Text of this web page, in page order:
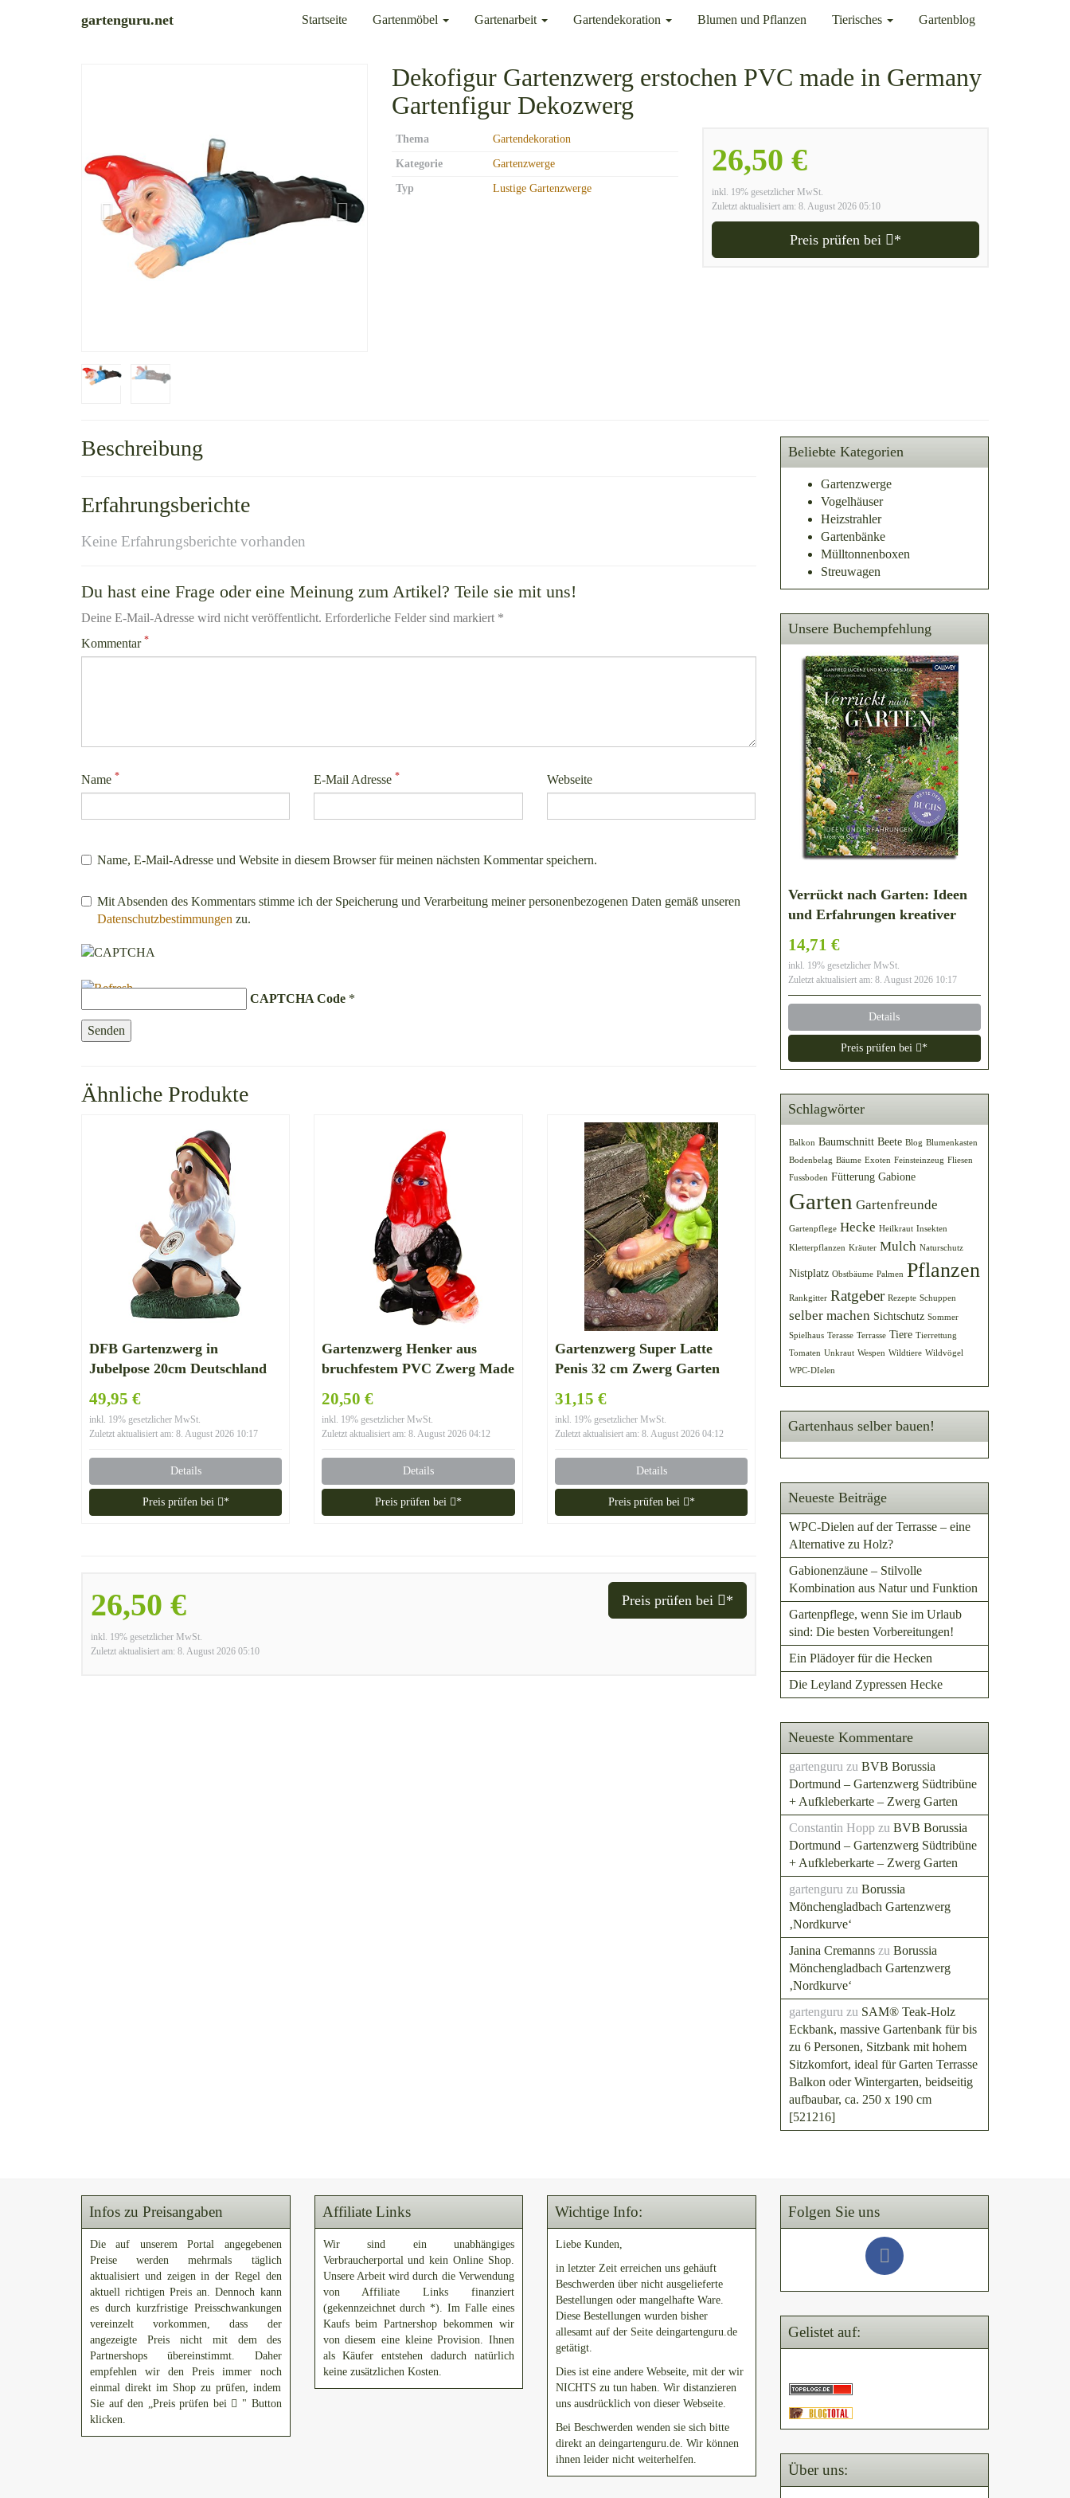
gartenguru.net Startseite Gartenmöbel Gartenarbeit Gartendekoration Blumen und Pflanzen Tierisches Gartenblog
Dekofigur Gartenzwerg erstochen PVC made in Germany
Gartenfigur Dekozwerg
26,50 €
inkl. 19% gesetzlicher MwSt.
Zuletzt aktualisiert am: 8. August 2026 05:10
Preis prüfen bei *
Thema Gartendekoration
Kategorie Gartenzwerge
Typ Lustige Gartenzwerge
Beschreibung
Erfahrungsberichte
Keine Erfahrungsberichte vorhanden
Du hast eine Frage oder eine Meinung zum Artikel? Teile sie mit uns!
Deine E-Mail-Adresse wird nicht veröffentlicht. Erforderliche Felder sind markiert *
Kommentar *
Name * E-Mail Adresse* Webseite
Name, E-Mail-Adresse und Website in diesem Browser für meinen nächsten Kommentar speichern.
Mit Absenden des Kommentars stimme ich der Speicherung und Verarbeitung meiner personenbezogenen Daten gemäß unseren
Datenschutzbestimmungen zu.
CAPTCHA Code *
Ähnliche Produkte
DFB Gartenzwerg in
Jubelpose 20cm Deutschland
WM Russland 2018
Weltmeister Garten
49,95 €
inkl. 19% gesetzlicher MwSt.
Zuletzt aktualisiert am: 8. August 2026 10:17
Details
Preis prüfen bei *
Gartenzwerg Henker aus
bruchfestem PVC Zwerg Made
20,50 €
inkl. 19% gesetzlicher MwSt.
Zuletzt aktualisiert am: 8. August 2026 04:12
Details
Preis prüfen bei *
Gartenzwerg Super Latte
Penis 32 cm Zwerg Garten
1052
31,15 €
inkl. 19% gesetzlicher MwSt.
Zuletzt aktualisiert am: 8. August 2026 04:12
Details
Preis prüfen bei *
26,50 €
inkl. 19% gesetzlicher MwSt.
Zuletzt aktualisiert am: 8. August 2026 05:10
Preis prüfen bei *
Beliebte Kategorien
Gartenzwerge
Vogelhäuser
Heizstrahler
Gartenbänke
Mülltonnenboxen
Streuwagen
Unsere Buchempfehlung
Verrückt nach Garten: Ideen
und Erfahrungen kreativer
14,71 €
inkl. 19% gesetzlicher MwSt.
Zuletzt aktualisiert am: 8. August 2026 10:17
Details
Preis prüfen bei *
Schlagwörter
Balkon Baumschnitt Beete Blog Blumenkasten
Bodenbelag Bäume Exoten Feinsteinzeug Fliesen
Fussboden Fütterung Gabione
Garten Gartenfreunde
Gartenpflege Hecke Heilkraut Insekten
Kletterpflanzen Kräuter Mulch Naturschutz
Nistplatz Obstbäume Palmen Pflanzen
Rankgitter Ratgeber Rezepte Schuppen
selber machen Sichtschutz Sommer
Spielhaus Terasse Terrasse Tiere Tierrettung
Tomaten Unkraut Wespen Wildtiere Wildvögel
WPC-DIelen
Gartenhaus selber bauen!
Neueste Beiträge
WPC-Dielen auf der Terrasse – eine
Alternative zu Holz?
Gabionenzäune – Stilvolle
Kombination aus Natur und Funktion
Gartenpflege, wenn Sie im Urlaub
sind: Die besten Vorbereitungen!
Ein Plädoyer für die Hecken
Die Leyland Zypressen Hecke
Neueste Kommentare
gartenguru zu BVB Borussia
Dortmund – Gartenzwerg Südtribüne
+ Aufkleberkarte – Zwerg Garten
Constantin Hoppzu BVB Borussia
Dortmund – Gartenzwerg Südtribüne
+ Aufkleberkarte – Zwerg Garten
gartenguru zu Borussia
Mönchengladbach Gartenzwerg
‚Nordkurve‘
Janina Cremannszu Borussia
Mönchengladbach Gartenzwerg
‚Nordkurve‘
gartenguru zu SAM® Teak-Holz
Eckbank, massive Gartenbank für bis
zu 6 Personen, Sitzbank mit hohem
Sitzkomfort, ideal für Garten Terrasse
Balkon oder Wintergarten, beidseitig
aufbaubar, ca. 250 x 190 cm
[521216]
Infos zu Preisangaben
Die auf unserem Portal angegebenen
Preise werden mehrmals täglich
aktualisiert und zeigen in der Regel den
aktuell richtigen Preis an. Dennoch kann
es durch kurzfristige Preisschwankungen
vereinzelt vorkommen, dass der
angezeigte Preis nicht mit dem des
Partnershops übereinstimmt. Daher
empfehlen wir den Preis immer noch
einmal direkt im Shop zu prüfen, indem
Sie auf den „Preis prüfen bei
" Button
klicken.
Affiliate Links
Wir sind ein unabhängiges
Verbraucherportal und kein Online Shop.
Unsere Arbeit wird durch die Verwendung
von Affiliate Links finanziert
(gekennzeichnet durch *). Im Falle eines
Kaufs beim Partnershop bekommen wir
von diesem eine kleine Provision. Ihnen
als Käufer entstehen dadurch natürlich
keine zusätzlichen Kosten.
Wichtige Info:
Liebe Kunden,
in letzter Zeit erreichen uns gehäuft
Beschwerden über nicht ausgelieferte
Bestellungen oder mangelhafte Ware.
Diese Bestellungen wurden bisher
allesamt auf der Seite deingartenguru.de
getätigt.
Dies ist eine andere Webseite, mit der wir
NICHTS zu tun haben. Wir distanzieren
uns ausdrücklich von dieser Webseite.
Bei Beschwerden wenden sie sich bitte
direkt an deingartenguru.de. Wir können
ihnen leider nicht weiterhelfen.
Folgen Sie uns
Gelistet auf:
Über uns: